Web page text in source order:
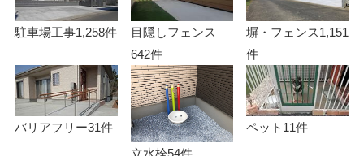
駐車場工事1,258件
目隠しフェンス
642件
塀・フェンス1,151
件
バリアフリー31件
立水栓54件
ペット 11件